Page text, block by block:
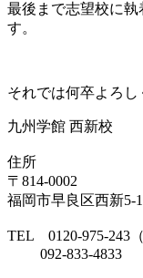
最後まで志望校に執
す。
それでは何卒よろし
九州学館 西新校
住所
〒814-0002
福岡市早良区西新5-
TEL 0120-975-243
092-833-4833